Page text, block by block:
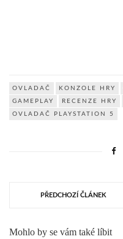
OVLADAČ KONZOLE HRY
GAMEPLAY RECENZE HRY
OVLADAČ PLAYSTATION 5
PŘEDCHOZÍ ČLÁNEK
Mohlo by se vám také líbit